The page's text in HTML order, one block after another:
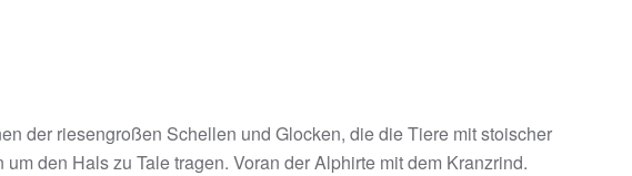
der riesengroßen Schellen und Glocken, die die Tiere mit stoischer
den Hals zu Tale tragen. Voran der Alphirte mit dem Kranzrind.